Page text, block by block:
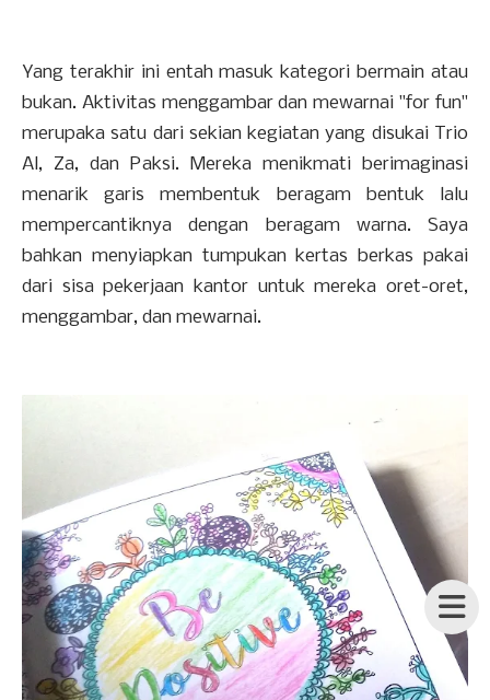
Yang terakhir ini entah masuk kategori bermain atau
bukan. Aktivitas menggambar dan mewarnai "for fun"
merupaka satu dari sekian kegiatan yang disukai Trio
Al, Za, dan Paksi. Mereka menikmati berimaginasi
menarik garis membentuk beragam bentuk lalu
mempercantiknya dengan beragam warna. Saya
bahkan menyiapkan tumpukan kertas berkas pakai
dari sisa pekerjaan kantor untuk mereka oret-oret,
menggambar, dan mewarnai.